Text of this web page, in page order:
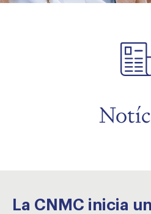
La CNMC inicia